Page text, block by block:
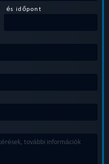
és időpont